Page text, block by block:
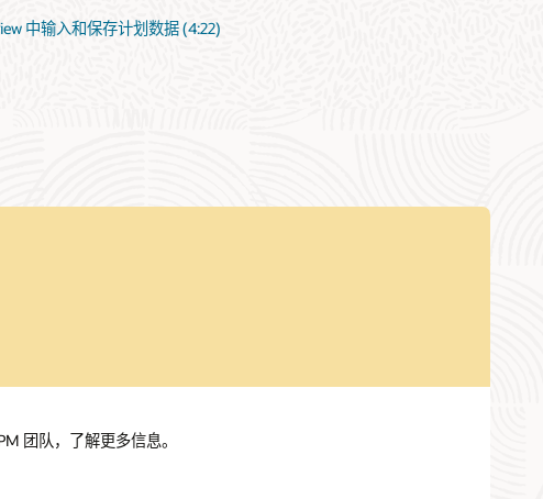
中输入和保存计划数据 (4:22)
团队，了解更多信息。